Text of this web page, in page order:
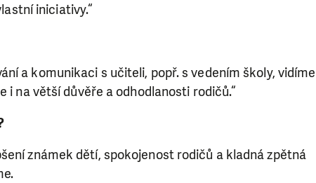
iniciativy.“
a komunikaci s učiteli, popř. s vedením školy, vidíme
i na větší důvěře a odhodlanosti rodičů.“
známek dětí, spokojenost rodičů a kladná zpětná